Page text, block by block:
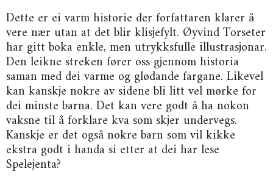
Dette er ei varm historie der forfattaren klarer å
vere nær utan at det blir klisjefylt. Øyvind Torseter
har gitt boka enkle, men utrykksfulle illustrasjonar.
Den leikne streken fører oss gjennom historia
saman med dei varme og glødande fargane. Likevel
kan kanskje nokre av sidene bli litt vel mørke for
dei minste barna. Det kan vere godt å ha nokon
vaksne til å forklare kva som skjer undervegs.
Kanskje er det også nokre barn som vil kikke
ekstra godt i handa si etter at dei har lese
Spelejenta?